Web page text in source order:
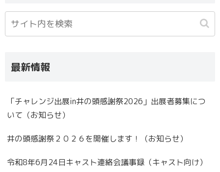
最新情報
「チャレンジ出展in井の頭感謝祭2026」出展者募集につ
いて（お知らせ）
井の頭感謝祭２０２６を開催します！（お知らせ）
令和8年6月24日キャスト連絡会議事録（キャスト向け）